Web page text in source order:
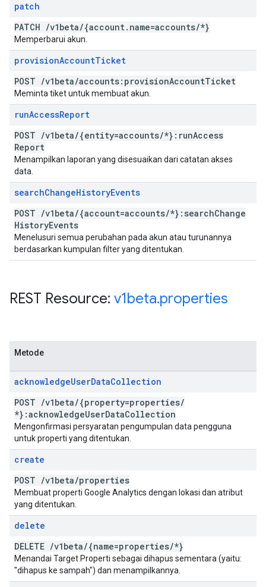
patch
PATCH /v1beta/{account. name=accounts/*}
Memperbarui akun.
provisionAccountTicket
POST /v1beta/accounts:provisionAccountTicket
Meminta tiket untuk membuat akun.
runAccessReport
POST /v1beta/{entity=accounts/*}:runAccess
Report
Menampilkan laporan yang disesuaikan dari catatan akses
data.
searchChangeHistoryEvents
POST /v1beta/{account=accounts/*}:searchChange
HistoryEvents
Menelusuri semua perubahan pada akun atau turunannya
berdasarkan kumpulan filter yang ditentukan.
REST Resource: v1beta.properties
Metode
acknowledgeUserDataCollection
POST /v1beta/{property=properties/
*}:acknowledgeUserDataCollection
Mengonfirmasi persyaratan pengumpulan data pengguna
untuk properti yang ditentukan.
create
POST /v1beta/properties
Membuat properti Google Analytics dengan lokasi dan atribut
yang ditentukan.
delete
DELETE /v1beta/{name=properties/*}
Menandai Target Properti sebagai dihapus sementara (yaitu:
"dihapus ke sampah") dan menampilkannya.